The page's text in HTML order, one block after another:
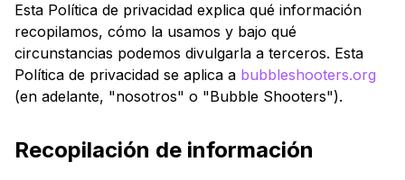
Esta Política de privacidad explica qué información
recopilamos, cómo la usamos y bajo qué
circunstancias podemos divulgarla a terceros. Esta
Política de privacidad se aplica a bubbleshooters.org
(en adelante, "nosotros" o "Bubble Shooters").
Recopilación de información